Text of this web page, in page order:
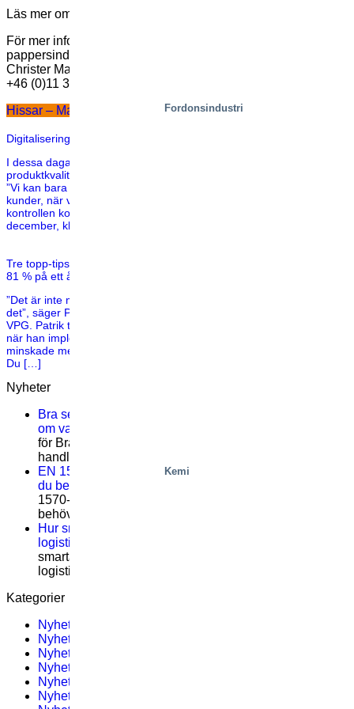
Fordonsindustri
Kemi
Läs mer om
För mer information om säkerhet för massa- och
pappersindustrin, kontakta vår storkundsansvarige KAM
Christer Martinelle, VPG:
+46 (0)11 36 87 56
Hissar – Mastdrivna
Digitalisering av vår verksamhet ger dig besparingar och effektivitet
I dessa dagar är big data nyckeln till bättre kundservice och högre
produktkvalitet. Men som My Hoffman, vår Kundtjänstchef, säger:
”Vi kan bara nå de nivåer vi siktar på, det som verkligen hjälper våra
kunder, när vi har fullständig kontroll över informationen”. Den
kontrollen kommer från vårt nya ERP-system, som kom igång i
december, klart […]
Tre topp-tips tips som skär ner på kvalitetsproblem för lyftbord med
81 % på ett år
”Det är inte misstaget som betyder så mycket, utan hur du åtgärdar
det”, säger Patrik Johansson, som är ansvarig för kravhantering på
VPG. Patrik tillämpade sina tre bästa tips för att förbättra kvaliteten,
när han implementerade VPG:s kravkontrollsystem. Antalet krav
minskade med 81 % på bara ett år. Tips nr 1: Få informationen rätt:
Du […]
Nyheter
Bra serviceträning handlar inte om teori – det handlar
om vad som händer på plats
för Bra serviceträning handlar inte om teori – det
handlar om vad som händer på plats
EN 1570-1:2024 blir obligatorisk för CE-märkning – vad
du behöver veta
1570-1:2024 blir obligatorisk för CE-märkning – vad du
behöver veta
Hur smarta rälsbundna plockplattformar löser viktiga
logistikutmaningar
smarta rälsbundna plockplattformar löser viktiga
logistikutmaningar
Kategorier
Nyhetsbrev 3
Nyhetsbrev #12 – 2019
Nyhetsbrev #11 – 2021
Nyhetsbrev #3 – 2023
Nyhetsbrev 4
Nyhetsbrev #11 – 2019